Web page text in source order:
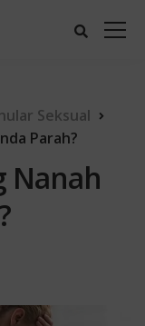
Seksual
Parah?
Nanah